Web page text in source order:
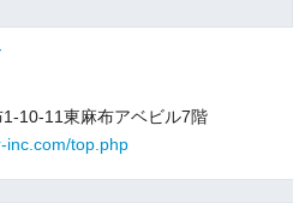
10-11東麻布アベビル7階
inc.com/top.php